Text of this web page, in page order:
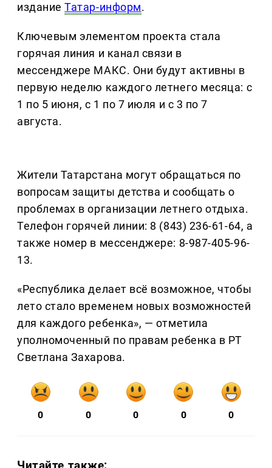
изданиеТатар-информ.
Ключевым элементом проекта стала
горячая линия и канал связи в
мессенджере МАКС. Они будут активны в
первую неделю каждого летнего месяца: с
1 по 5 июня, с 1 по 7 июля и с 3 по 7
августа.
Жители Татарстана могут обращаться по
вопросам защиты детства и сообщать о
проблемах в организации летнего отдыха.
Телефон горячей линии: 8 (843) 236-61-64, а
также номер в мессенджере: 8-987-405-96-
13.
«Республика делает всё возможное, чтобы
лето стало временем новых возможностей
для каждого ребенка», — отметила
уполномоченный по правам ребенка в РТ
Светлана Захарова.
0 0 0 0 0